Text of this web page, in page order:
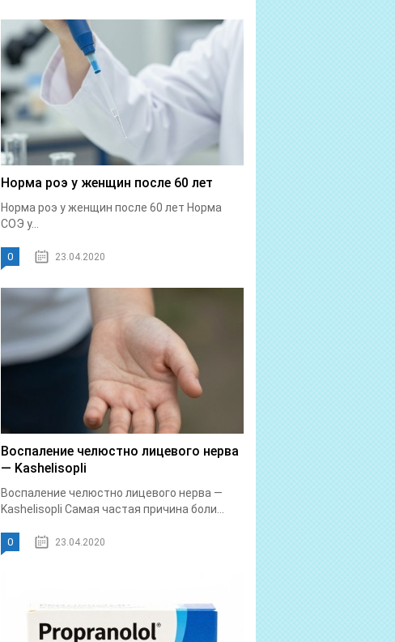
Норма роэ у женщин после 60 лет
Норма роэ у женщин после 60 лет Норма
СОЭ у...
0 23.04.2020
Воспаление челюстно лицевого нерва
— Kashelisopli
Воспаление челюстно лицевого нерва —
Kashelisopli Самая частая причина боли...
0 23.04.2020